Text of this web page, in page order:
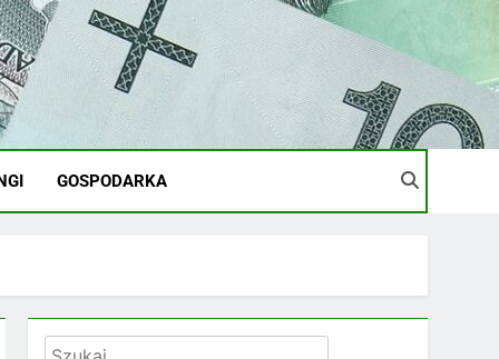
GOSPODARKA
Szukaj: